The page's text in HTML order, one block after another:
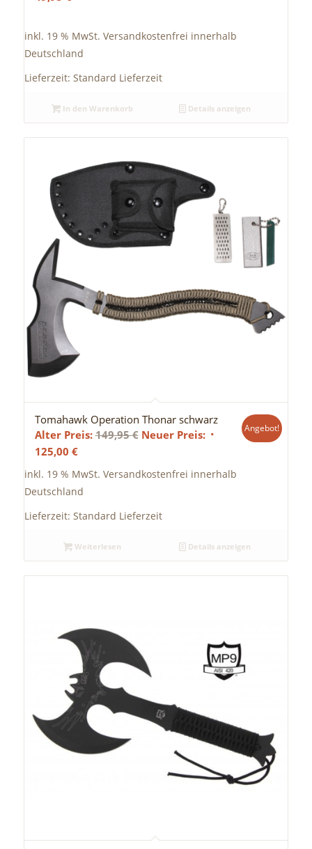
inkl. 19 % MwSt. Versandkostenfrei innerhalb
Deutschland
Lieferzeit: Standard Lieferzeit
In den Warenkorb Details anzeigen
Tomahawk Operation Thonar schwarz
Alter Preis: 149,95€ Ursprünglicher
war:
Neuer Preis:
125,00 €Aktueller
Angebot!
inkl. 19 % MwSt. Versandkostenfrei innerhalb
Deutschland
Lieferzeit: Standard Lieferzeit
Weiterlesen Details anzeigen